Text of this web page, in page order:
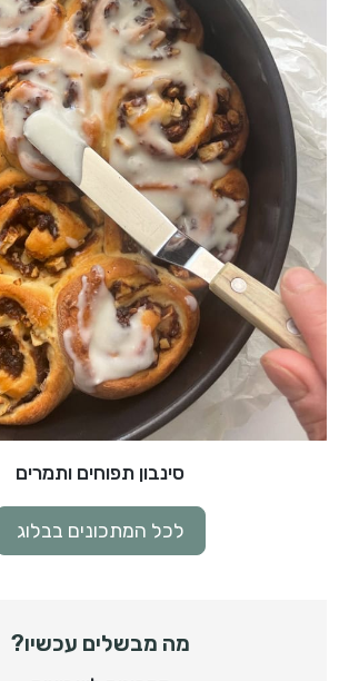
סינבון תפוחים ותמרים
לכל המתכונים בבלוג
מה מבשלים עכשיו?